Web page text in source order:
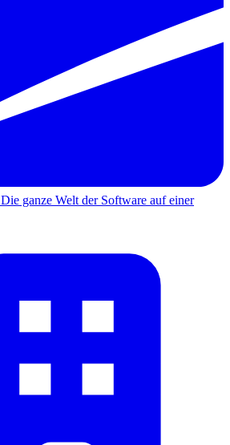
Die ganze Welt der Software auf einer